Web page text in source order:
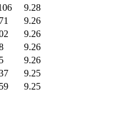
9.28
9.26
9.26
9.26
9.26
9.25
9.25